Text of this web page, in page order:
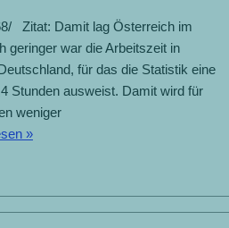
Zitat: Damit lag Österreich im
geringer war die Arbeitszeit in
für das die Statistik eine
Stunden ausweist. Damit wird für
weniger
»Jahresarbeitszeit
knapp